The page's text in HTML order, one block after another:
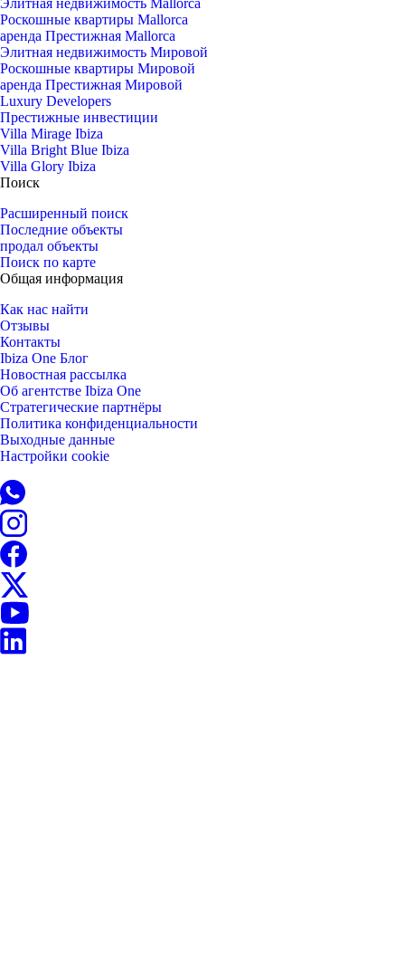
Элитная недвижимость Mallorca
Роскошные квартиры Mallorca
аренда Престижная Mallorca
Элитная недвижимость Мировой
Роскошные квартиры Мировой
аренда Престижная Мировой
Luxury Developers
Престижные инвестиции
Villa Mirage Ibiza
Villa Bright Blue Ibiza
Villa Glory Ibiza
Поиск
Расширенный поиск
Последние объекты
продал объекты
Поиск по карте
Общая информация
Как нас найти
Отзывы
Контакты
Ibiza One Блог
Новостная рассылка
Об агентстве Ibiza One
Стратегические партнёры
Политика конфиденциальности
Выходные данные
Настройки cookie